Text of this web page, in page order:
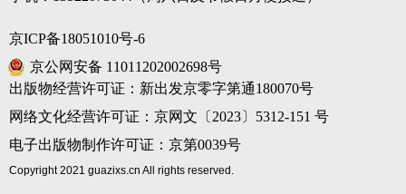
京ICP备18051010号-6
京公网安备 11011202002698号
出版物经营许可证：新出发京零字第通180070号
网络文化经营许可证：京网文〔2023〕5312-151 号
电子出版物制作许可证：京第0039号
Copyright 2021 guazixs.cn All rights reserved.